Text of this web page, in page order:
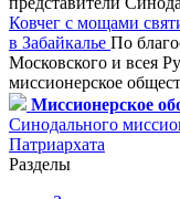
Ковчег с мощами
в Забайкалье По
Московского и всея
миссионерское
Миссионерское
Синодального
Патриархата
Разделы